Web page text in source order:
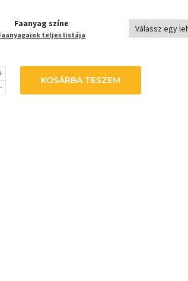
Faanyag színe
teljes listája
KOSÁRBA TESZEM